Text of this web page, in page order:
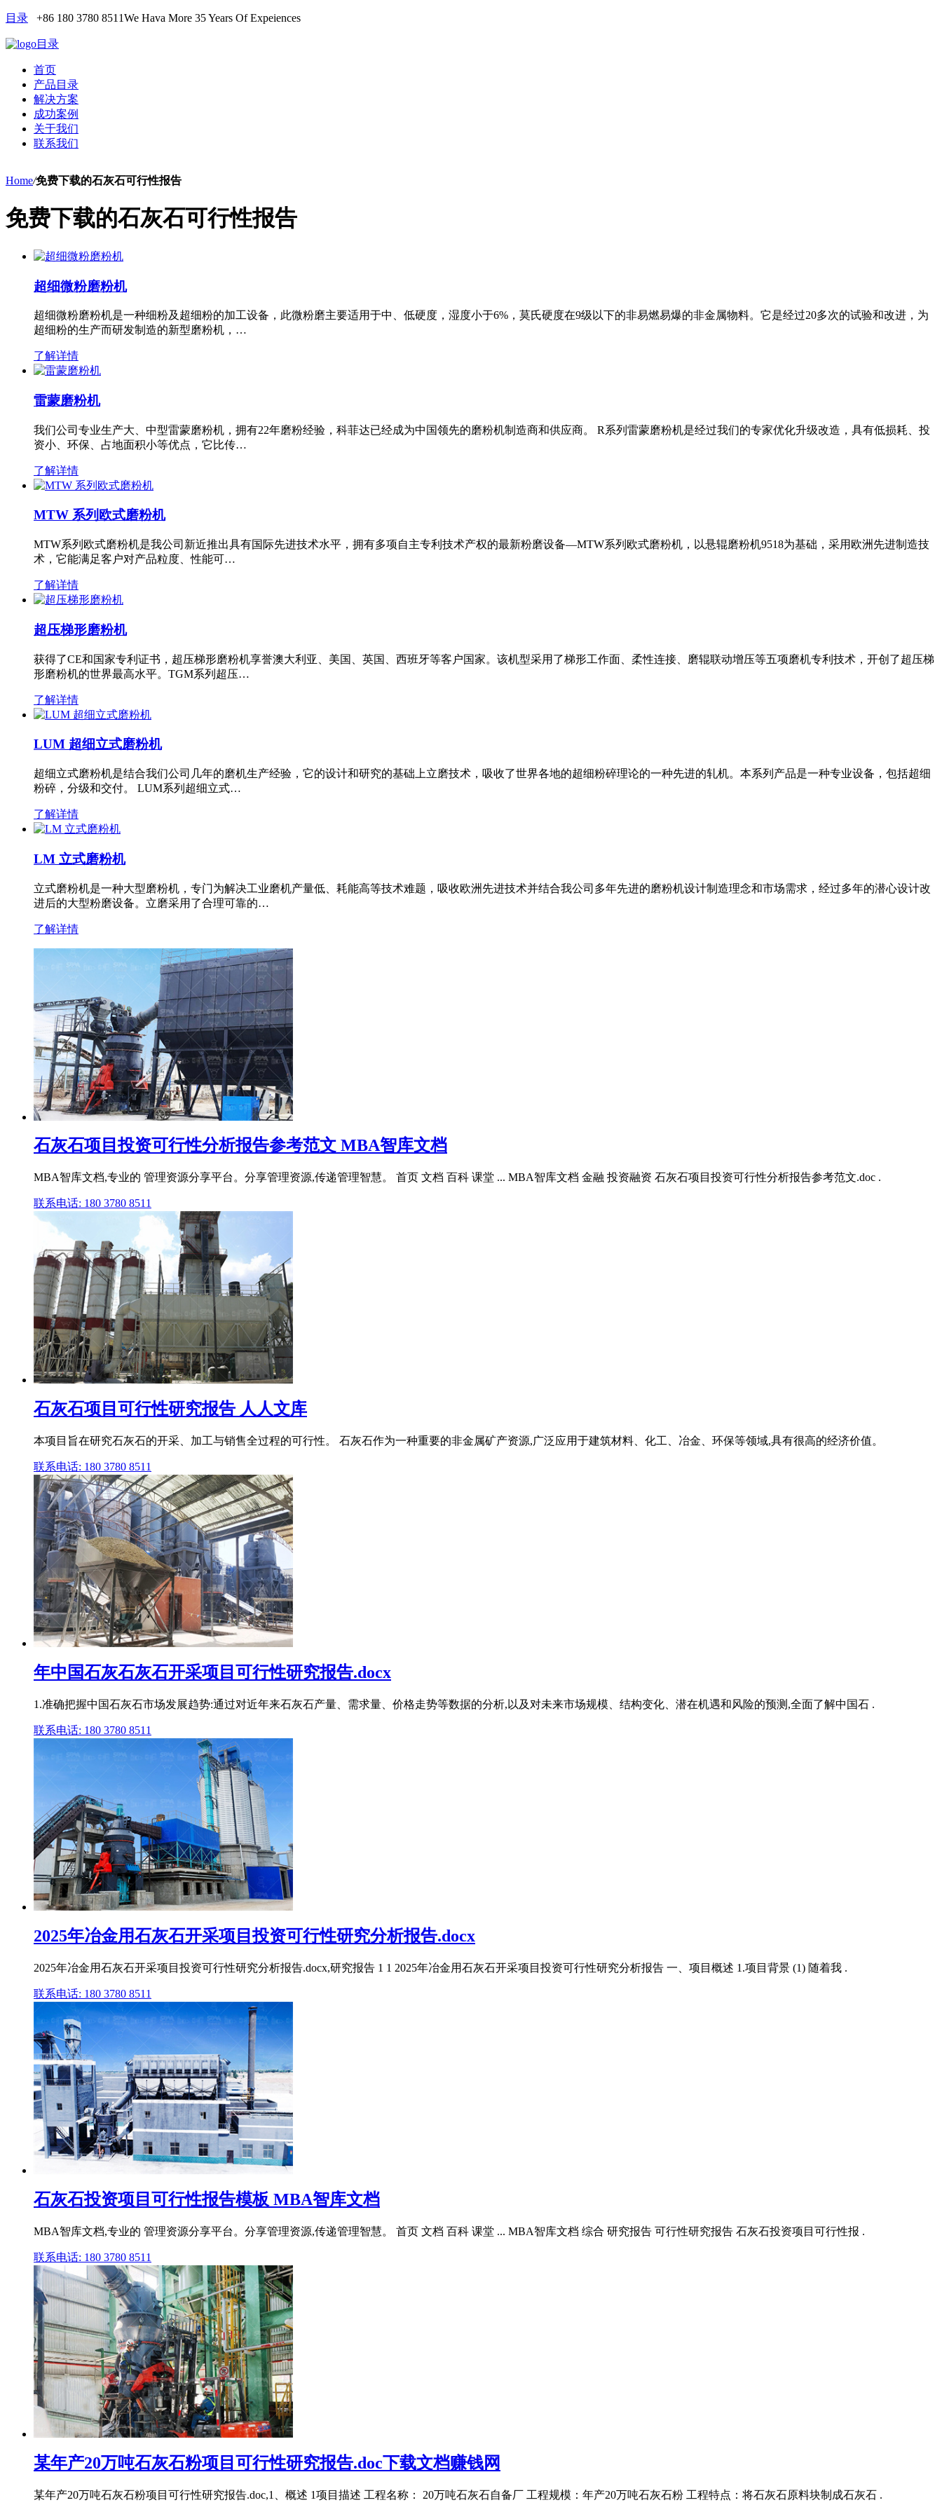
目录 +86 180 3780 8511We Hava More 35 Years Of Expeiences
目录
首页
产品目录
解决方案
成功案例
关于我们
联系我们
Home/免费下载的石灰石可行性报告
免费下载的石灰石可行性报告
超细微粉磨粉机
超细微粉磨粉机是一种细粉及超细粉的加工设备，此微粉磨主要适用于中、低硬度，湿度小于6%，莫氏硬度在9级以下的非易燃易爆的非金属物料。它是经过20多次的试验和改进，为
超细粉的生产而研发制造的新型磨粉机，…
了解详情
雷蒙磨粉机
我们公司专业生产大、中型雷蒙磨粉机，拥有22年磨粉经验，科菲达已经成为中国领先的磨粉机制造商和供应商。 R系列雷蒙磨粉机是经过我们的专家优化升级改造，具有低损耗、投
资小、环保、占地面积小等优点，它比传…
了解详情
MTW 系列欧式磨粉机
MTW系列欧式磨粉机是我公司新近推出具有国际先进技术水平，拥有多项自主专利技术产权的最新粉磨设备—MTW系列欧式磨粉机，以悬辊磨粉机9518为基础，采用欧洲先进制造技
术，它能满足客户对产品粒度、性能可…
了解详情
超压梯形磨粉机
获得了CE和国家专利证书，超压梯形磨粉机享誉澳大利亚、美国、英国、西班牙等客户国家。该机型采用了梯形工作面、柔性连接、磨辊联动增压等五项磨机专利技术，开创了超压梯
形磨粉机的世界最高水平。TGM系列超压…
了解详情
LUM 超细立式磨粉机
超细立式磨粉机是结合我们公司几年的磨机生产经验，它的设计和研究的基础上立磨技术，吸收了世界各地的超细粉碎理论的一种先进的轧机。本系列产品是一种专业设备，包括超细
粉碎，分级和交付。 LUM系列超细立式…
了解详情
LM 立式磨粉机
立式磨粉机是一种大型磨粉机，专门为解决工业磨机产量低、耗能高等技术难题，吸收欧洲先进技术并结合我公司多年先进的磨粉机设计制造理念和市场需求，经过多年的潜心设计改
进后的大型粉磨设备。立磨采用了合理可靠的…
了解详情
石灰石项目投资可行性分析报告参考范文 MBA智库文档
MBA智库文档,专业的 管理资源分享平台。分享管理资源,传递管理智慧。 首页 文档 百科 课堂 ... MBA智库文档 金融 投资融资 石灰石项目投资可行性分析报告参考范文.doc .
联系电话: 180 3780 8511
石灰石项目可行性研究报告 人人文库
本项目旨在研究石灰石的开采、加工与销售全过程的可行性。 石灰石作为一种重要的非金属矿产资源,广泛应用于建筑材料、化工、冶金、环保等领域,具有很高的经济价值。
联系电话: 180 3780 8511
年中国石灰石灰石开采项目可行性研究报告.docx
1.准确把握中国石灰石市场发展趋势:通过对近年来石灰石产量、需求量、价格走势等数据的分析,以及对未来市场规模、结构变化、潜在机遇和风险的预测,全面了解中国石 .
联系电话: 180 3780 8511
2025年冶金用石灰石开采项目投资可行性研究分析报告.docx
2025年冶金用石灰石开采项目投资可行性研究分析报告.docx,研究报告 1 1 2025年冶金用石灰石开采项目投资可行性研究分析报告 一、项目概述 1.项目背景 (1) 随着我 .
联系电话: 180 3780 8511
石灰石投资项目可行性报告模板 MBA智库文档
MBA智库文档,专业的 管理资源分享平台。分享管理资源,传递管理智慧。 首页 文档 百科 课堂 ... MBA智库文档 综合 研究报告 可行性研究报告 石灰石投资项目可行性报 .
联系电话: 180 3780 8511
某年产20万吨石灰石粉项目可行性研究报告.doc下载文档赚钱网
某年产20万吨石灰石粉项目可行性研究报告.doc,1、概述 1项目描述 工程名称： 20万吨石灰石自备厂 工程规模：年产20万吨石灰石粉 工程特点：将石灰石原料块制成石灰石 .